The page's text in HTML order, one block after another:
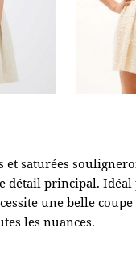
et saturées
détail principal. Idéal
une belle
les nuances.